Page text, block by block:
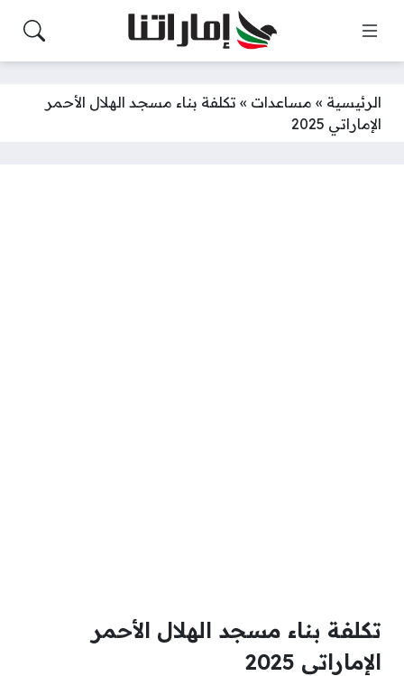
الرئيسية » مساعدات » تكلفة بناء مسجد الهلال الأحمر
الإماراتي 2025
تكلفة بناء مسجد الهلال الأحمر
الإماراتي 2025